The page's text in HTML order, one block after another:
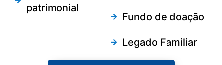
patrimonial
Fundo de doação
Legado Familiar